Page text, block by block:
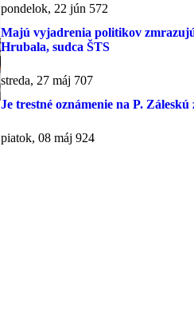
pondelok, 22 jún 572
Majú vyjadrenia politikov
Hrubala, sudca ŠTS
streda, 27 máj 707
Je trestné oznámenie na P.
piatok, 08 máj 924